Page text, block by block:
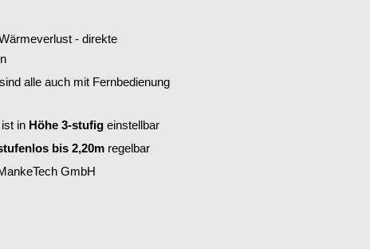
- direkte
alle auch mit Fernbedienung
in Höhe 3-stufig einstellbar
bis 2,20m regelbar
GmbH